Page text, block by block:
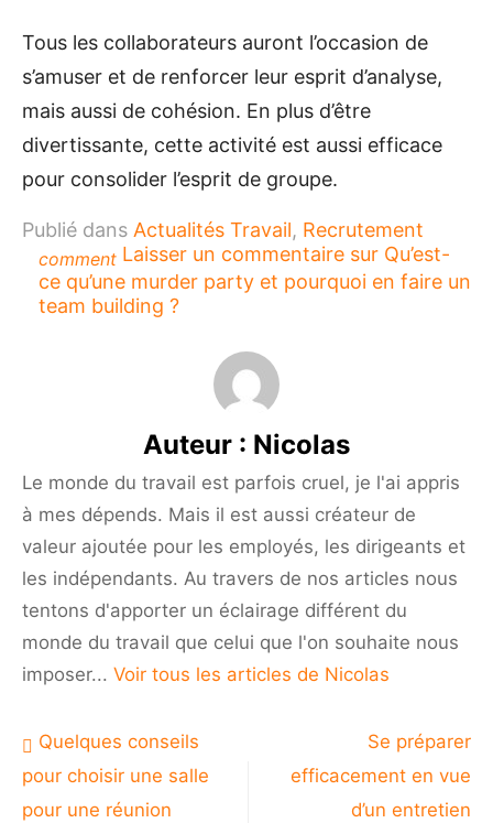
Tous les collaborateurs auront l’occasion de
s’amuser et de renforcer leur esprit d’analyse,
mais aussi de cohésion. En plus d’être
divertissante, cette activité est aussi efficace
pour consolider l’esprit de groupe.
Publié dans Actualités Travail, Recrutement
comment Laisser un commentaire sur Qu’est-
ce qu’une murder party et pourquoi en faire un
team building ?
Auteur : Nicolas
Le monde du travail est parfois cruel, je l'ai appris
à mes dépends. Mais il est aussi créateur de
valeur ajoutée pour les employés, les dirigeants et
les indépendants. Au travers de nos articles nous
tentons d'apporter un éclairage différent du
monde du travail que celui que l'on souhaite nous
imposer... Voir tous les articles de Nicolas
Navigation
de
l’article
Quelques conseils
pour choisir une salle
pour une réunion
Se préparer
efficacement en vue
d’un entretien